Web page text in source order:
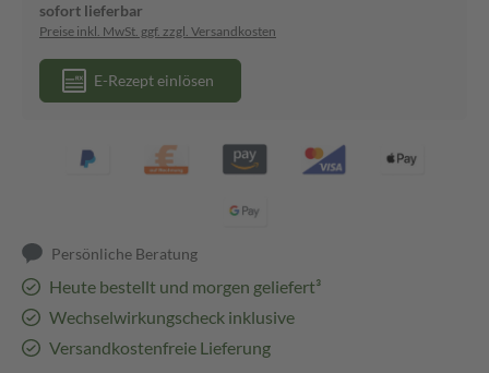
sofort lieferbar
Preise inkl. MwSt. ggf. zzgl. Versandkosten
E-Rezept einlösen
Persönliche Beratung
Heute bestellt und morgen geliefert³
Wechselwirkungscheck inklusive
Versandkostenfreie Lieferung